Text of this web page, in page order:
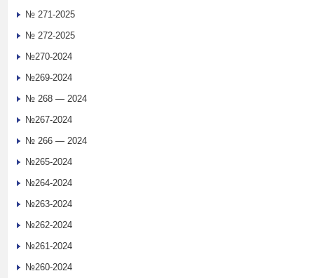
№ 271-2025
№ 272-2025
№270-2024
№269-2024
№ 268 — 2024
№267-2024
№ 266 — 2024
№265-2024
№264-2024
№263-2024
№262-2024
№261-2024
№260-2024